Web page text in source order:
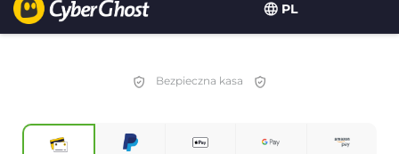
PL
Bezpieczna kasa